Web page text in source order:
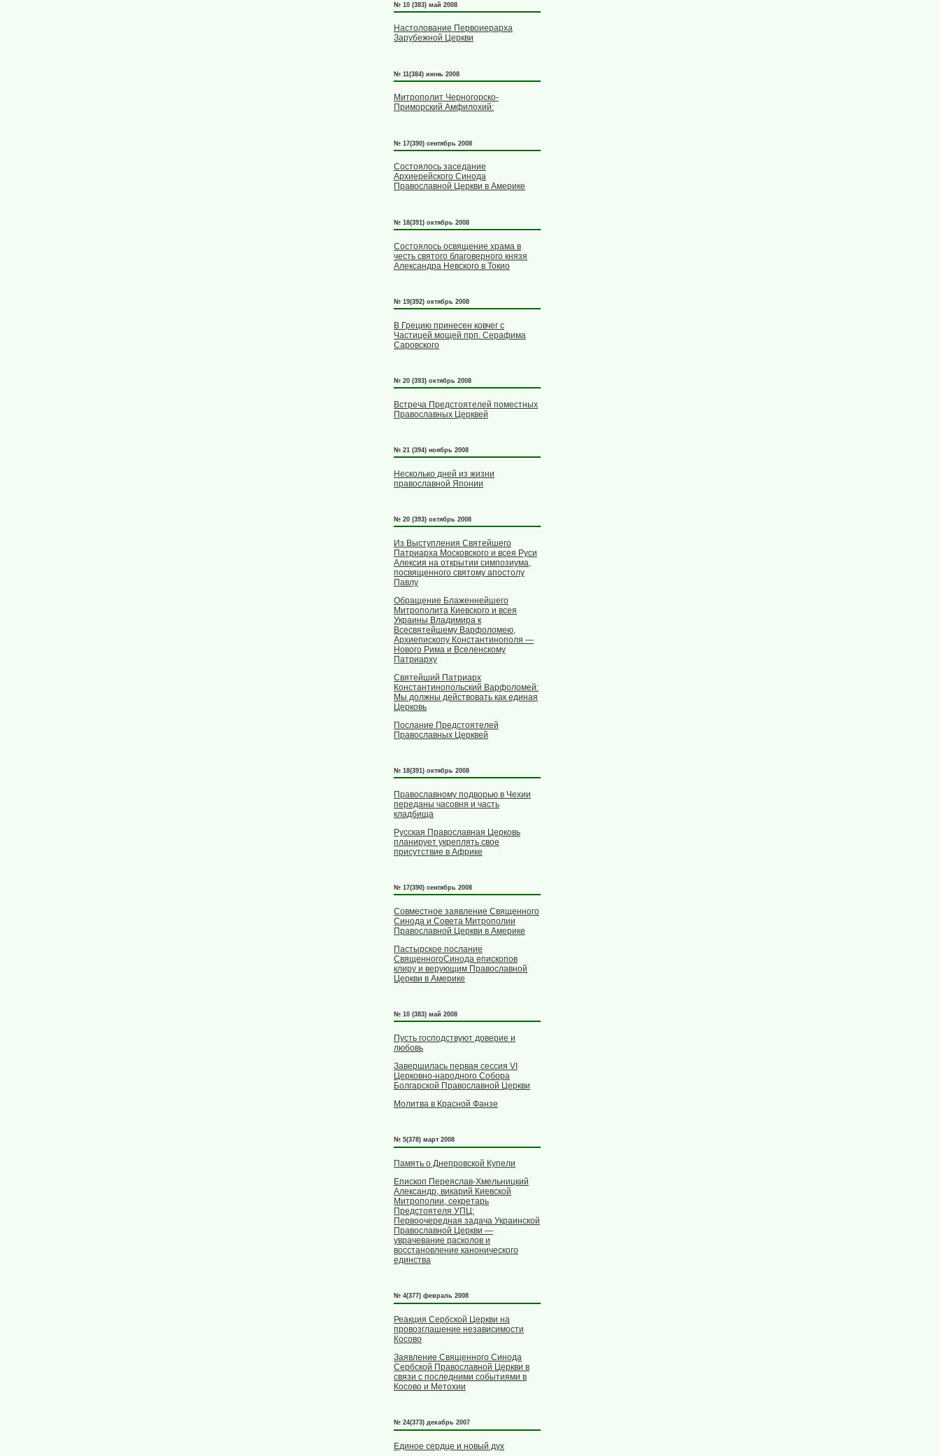
№ 10 (383) май 2008
Настолование Первоиерарха
Зарубежной Церкви
№ 11(384) июнь 2008
Митрополит Черногорско-
Приморский Амфилохий:
№ 17(390) сентябрь 2008
Состоялось заседание
Архиерейского Синода
Православной Церкви в Америке
№ 18(391) октябрь 2008
Состоялось освящение храма в
честь святого благоверного князя
Александра Невского в Токио
№ 19(392) октябрь 2008
В Грецию принесен ковчег с
Частицей мощей прп. Серафима
Саровского
№ 20 (393) октябрь 2008
Встреча Предстоятелей поместных
Православных Церквей
№ 21 (394) ноябрь 2008
Несколько дней из жизни
православной Японии
№ 20 (393) октябрь 2008
Из Выступления Святейшего
Патриарха Московского и всея Руси
Алексия на открытии симпозиума,
посвященного святому апостолу
Павлу
Обращение Блаженнейшего
Митрополита Киевского и всея
Украины Владимира к
Всесвятейшему Варфоломею,
Архиепископу Константинополя —
Нового Рима и Вселенскому
Патриарху
Святейший Патриарх
Константинопольский Варфоломей:
Мы должны действовать как единая
Церковь
Послание Предстоятелей
Православных Церквей
№ 18(391) октябрь 2008
Православному подворью в Чехии
переданы часовня и часть
кладбища
Русская Православная Церковь
планирует укреплять свое
присутствие в Африке
№ 17(390) сентябрь 2008
Совместное заявление Священного
Синода и Совета Митрополии
Православной Церкви в Америке
Пастырское послание
СвященногоСинода епископов
клиру и верующим Православной
Церкви в Америке
№ 10 (383) май 2008
Пусть господствуют доверие и
любовь
Завершилась первая сессия VI
Церковно-народного Собора
Болгарской Православной Церкви
Молитва в Красной Фанзе
№ 5(378) март 2008
Память о Днепровской Купели
Епископ Переяслав-Хмельницкий
Александр, викарий Киевской
Митрополии, секретарь
Предстоятеля УПЦ:
Первоочередная задача Украинской
Православной Церкви —
уврачевание расколов и
восстановление канонического
единства
№ 4(377) февраль 2008
Реакция Сербской Церкви на
провозглашение независимости
Косово
Заявление Священного Синода
Сербской Православной Церкви в
связи с последними событиями в
Косово и Метохии
№ 24(373) декабрь 2007
Единое сердце и новый дух